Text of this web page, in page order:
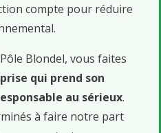
compte pour réduire
Blondel, vous faites
qui prend son
au sérieux.
à faire notre part